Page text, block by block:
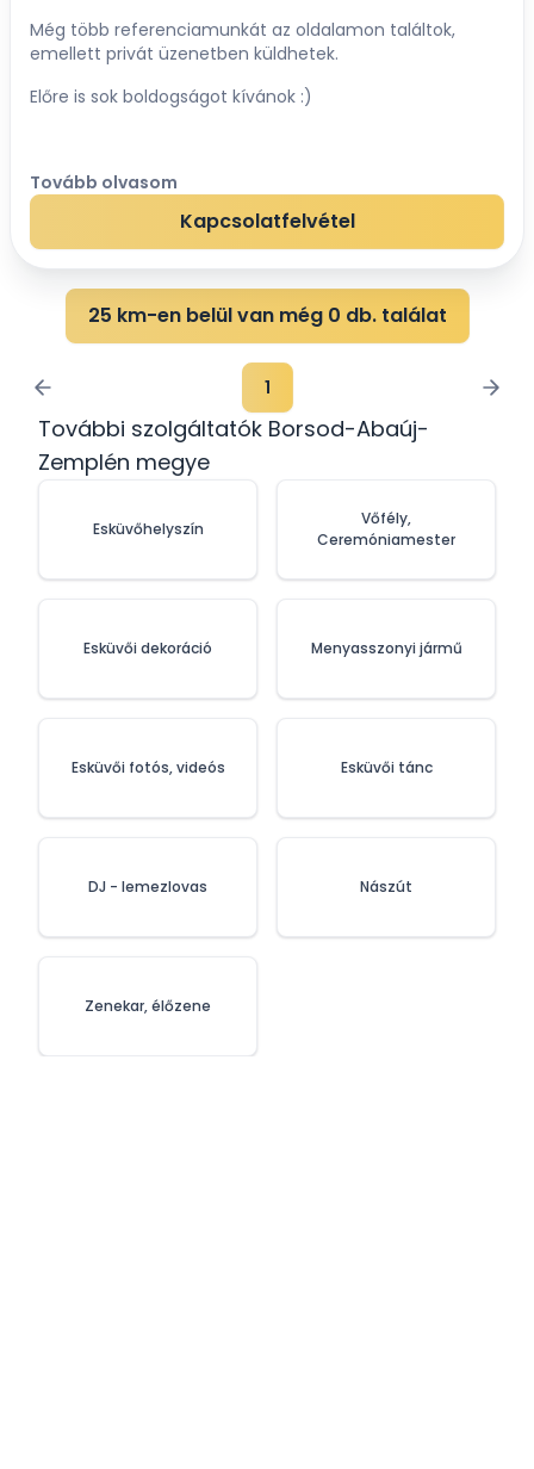
Még több referenciamunkát az oldalamon találtok,
emellett privát üzenetben küldhetek.
Előre is sok boldogságot kívánok :)
Tovább olvasom
Kapcsolatfelvétel
25 km-en belül van még 0 db. találat
1
További szolgáltatók Borsod-Abaúj-
Zemplén megye
Esküvőhelyszín
Esküvői dekoráció
Esküvői fotós, videós
DJ - lemezlovas
Zenekar, élőzene
Vőfély,
Ceremóniamester
Menyasszonyi jármű
Esküvői tánc
Nászút